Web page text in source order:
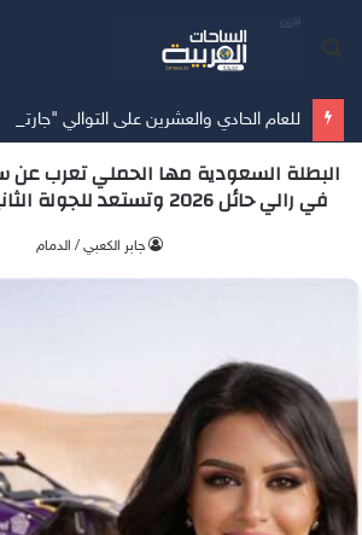
البطلة السعودية مها الحملي تعرب عن
في رالي حائل 2026 وتستعد للجولة الثانية في رالي الأردن
جابر الكعبي / الدمام